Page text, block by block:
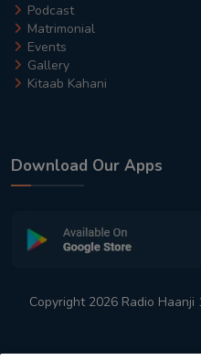
Podcast
Matrimonial
Events
Gallery
Kitaab Kahani
Download Our Apps
Copyright 2026 Radio